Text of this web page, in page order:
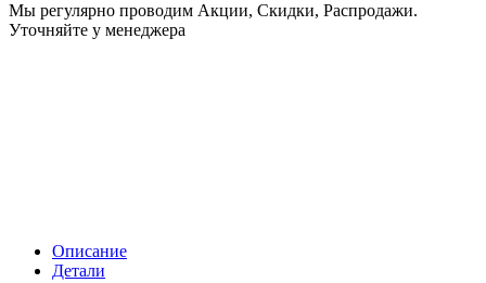
Мы регулярно проводим Акции, Скидки, Распродажи.
Уточняйте у менеджера
Описание
Детали